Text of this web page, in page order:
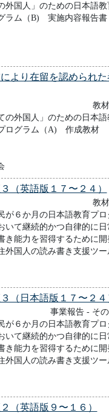
外国人」のための日本語
ラム（B) 実施内容報告書
より在留を認められた
教
の外国人」のための日本語
ログラム（A) 作成教材
（英語版１７〜２４）
教
が６か月の日本語教育プロ
いて継続的かつ自律的に日
き能力を習得するために開
外国人の読み書き支援ツー
（日本語版１７〜２４
事業報告 - そ
が６か月の日本語教育プロ
いて継続的かつ自律的に日
き能力を習得するために開
外国人の読み書き支援ツー
（英語版９〜１６）